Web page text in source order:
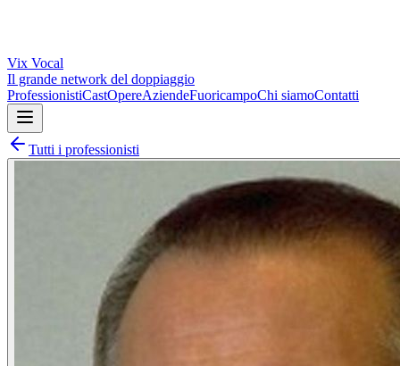
Vix Vocal
Il grande network del doppiaggio
ProfessionistiCastOpereAziendeFuoricampoChi siamoContatti
Tutti i professionisti